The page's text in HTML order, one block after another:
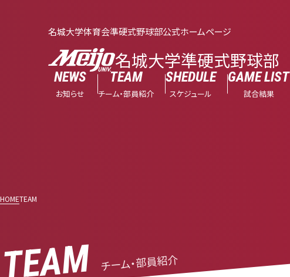
名城大学体育会準硬式野球部公式ホームページ
名城大学準硬式野球部
NEWS
お知らせ
TEAM
チーム・部員紹介
SHEDULE
スケジュール
GAME LIST
試合結果
HOMETEAM
TEAM チーム・部員紹介